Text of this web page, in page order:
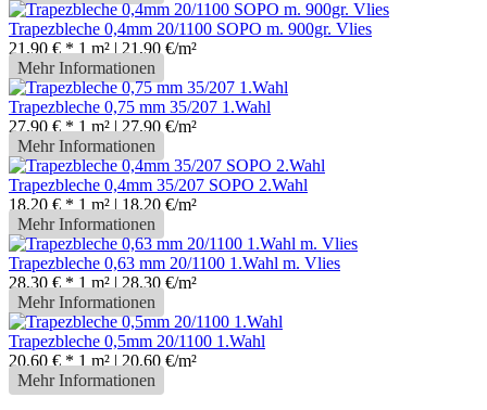
Trapezbleche 0,4mm 20/1100 SOPO m. 900gr. Vlies
21,90 € * 1 m² | 21,90 €/m²
Mehr Informationen
Trapezbleche 0,75 mm 35/207 1.Wahl
27,90 € * 1 m² | 27,90 €/m²
Mehr Informationen
Trapezbleche 0,4mm 35/207 SOPO 2.Wahl
18,20 € * 1 m² | 18,20 €/m²
Mehr Informationen
Trapezbleche 0,63 mm 20/1100 1.Wahl m. Vlies
28,30 € * 1 m² | 28,30 €/m²
Mehr Informationen
Trapezbleche 0,5mm 20/1100 1.Wahl
20,60 € * 1 m² | 20,60 €/m²
Mehr Informationen